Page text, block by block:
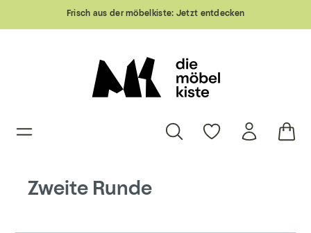
Frisch aus der möbelkiste: Jetzt entdecken
Zweite Runde